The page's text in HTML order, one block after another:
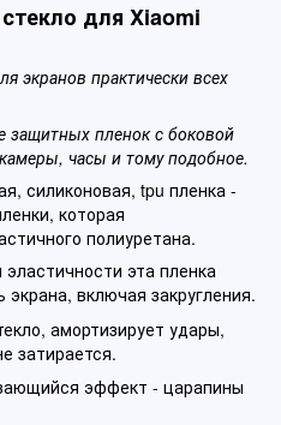
для Xiaomi
экранов практически всех
защитных пленок с боковой
часы и тому подобное.
силиконовая, tpu пленка -
которая
полиуретана.
эта пленка
включая закругления.
амортизирует удары,
затирается.
эффект - царапины